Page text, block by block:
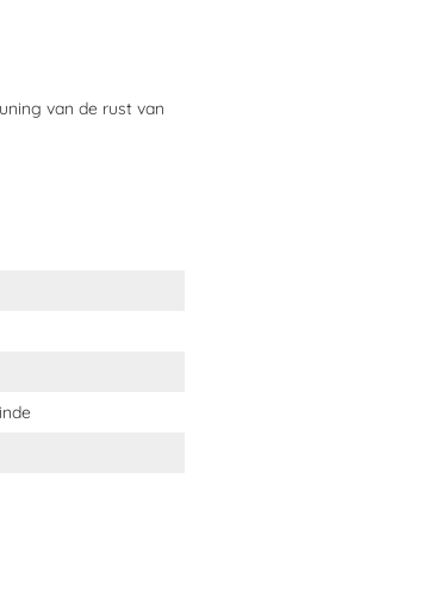
er veel
van de rust van